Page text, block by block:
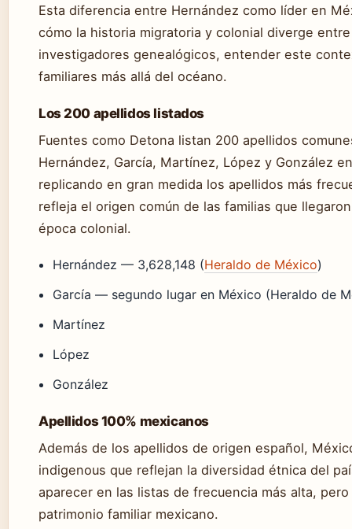
Esta diferencia entre Hernández como líder en
cómo la historia migratoria y colonial diverge
investigadores genealógicos, entender este
familiares más allá del océano.
Los 200 apellidos listados
Fuentes como Detona listan 200 apellidos
Hernández, García, Martínez, López y González
replicando en gran medida los apellidos más
refleja el origen común de las familias que
época colonial.
Hernández — 3,628,148 (Heraldo de México)
García — segundo lugar en México (Heraldo de
Martínez
López
González
Apellidos 100% mexicanos
Además de los apellidos de origen español,
indigenous que reflejan la diversidad étnica del
aparecer en las listas de frecuencia más alta,
patrimonio familiar mexicano.